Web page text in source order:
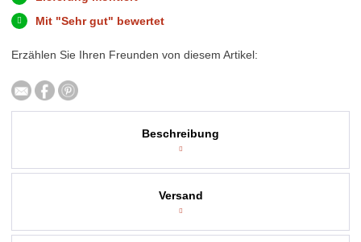
Mit "Sehr gut" bewertet
Erzählen Sie Ihren Freunden von diesem Artikel:
Beschreibung
Versand